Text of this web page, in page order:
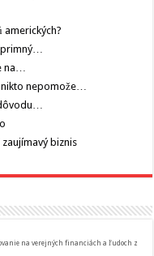
amerických?
na…
nepomože…
zaujímavý biznis
na verejných financiách a ľudoch z